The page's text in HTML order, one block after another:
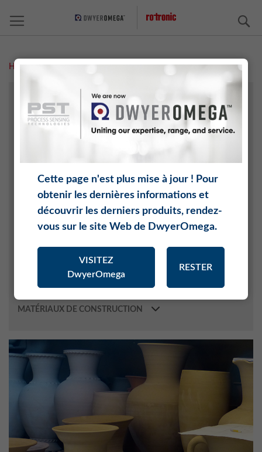
Home Céramique et Brique
TECHNOLOGIE AGRICOLE
ARCHIVE/EXPOSITIONS
INTERNET DES OBJETS (IOT)
GÉNIE CLIMATIQUE
MÉTÉOROLOGIE
MATÉRIAUX DE CONSTRUCTION
Cette page n'est plus mise à jour ! Pour
obtenir les dernières informations et
découvrir les derniers produits, rendez-
vous sur le site Web de DwyerOmega.
VISITEZ
DwyerOmega
RESTER